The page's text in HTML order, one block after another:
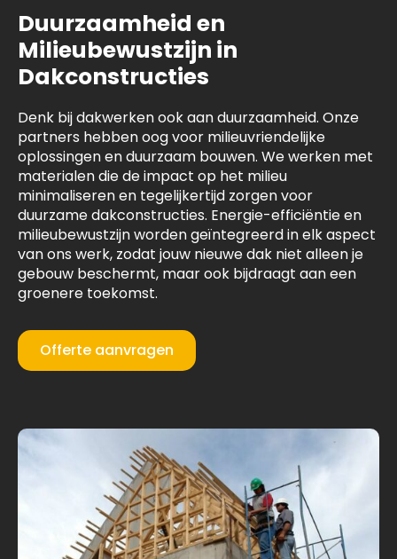
Duurzaamheid en
Milieubewustzijn in
Dakconstructies
Denk bij dakwerken ook aan duurzaamheid. Onze
partners hebben oog voor milieuvriendelijke
oplossingen en duurzaam bouwen. We werken met
materialen die de impact op het milieu
minimaliseren en tegelijkertijd zorgen voor
duurzame dakconstructies. Energie-efficiëntie en
milieubewustzijn worden geïntegreerd in elk aspect
van ons werk, zodat jouw nieuwe dak niet alleen je
gebouw beschermt, maar ook bijdraagt aan een
groenere toekomst.
Offerte aanvragen